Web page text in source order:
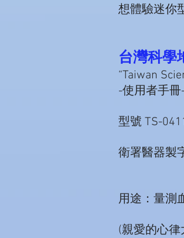
想體驗迷你
台灣科學
“Taiwan
-使用者手冊
型號 TS-
衛署醫器製
用途：量測
(親愛的心